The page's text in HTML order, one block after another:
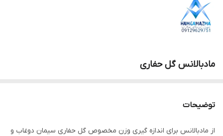
مادبالانس گل حفاری
توضیحات
از مادبالانس برای اندازه گیری وزن مخصوص گل حفاری سیمان دوغاب و